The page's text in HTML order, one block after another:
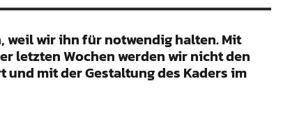
weil wir ihn für notwendig halten. Mit
letzten Wochen werden wir nicht den
mit der Gestaltung des Kaders im